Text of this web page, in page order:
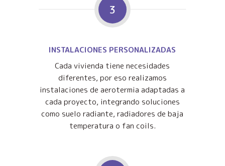
3
INSTALACIONES PERSONALIZADAS
Cada vivienda tiene necesidades
diferentes, por eso realizamos
instalaciones de aerotermia adaptadas a
cada proyecto, integrando soluciones
como suelo radiante, radiadores de baja
temperatura o fan coils.